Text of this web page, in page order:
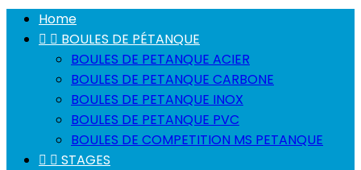
Home
  BOULES DE PÉTANQUE
BOULES DE PETANQUE ACIER
BOULES DE PETANQUE CARBONE
BOULES DE PETANQUE INOX
BOULES DE PETANQUE PVC
BOULES DE COMPETITION MS PETANQUE
  STAGES